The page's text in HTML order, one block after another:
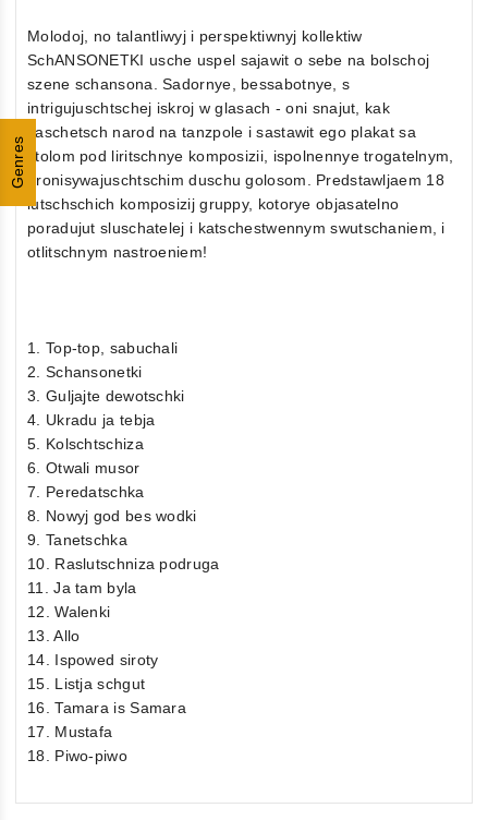
Genres
Molodoj, no talantliwyj i perspektiwnyj kollektiw
SchANSONETKI usche uspel sajawit o sebe na bolschoj
szene schansona. Sadornye, bessabotnye, s
intrigujuschtschej iskroj w glasach - oni snajut, kak
saschetsch narod na tanzpole i sastawit ego plakat sa
stolom pod liritschnye komposizii, ispolnennye trogatelnym,
pronisywajuschtschim duschu golosom. Predstawljaem 18
lutschschich komposizij gruppy, kotorye objasatelno
poradujut sluschatelej i katschestwennym swutschaniem, i
otlitschnym nastroeniem!
1. Top-top, sabuchali
2. Schansonetki
3. Guljajte dewotschki
4. Ukradu ja tebja
5. Kolschtschiza
6. Otwali musor
7. Peredatschka
8. Nowyj god bes wodki
9. Tanetschka
10. Raslutschniza podruga
11. Ja tam byla
12. Walenki
13. Allo
14. Ispowed siroty
15. Listja schgut
16. Tamara is Samara
17. Mustafa
18. Piwo-piwo